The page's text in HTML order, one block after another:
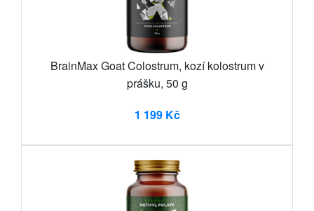
BrainMax Goat Colostrum, kozí kolostrum v
prášku, 50 g
1 199 Kč